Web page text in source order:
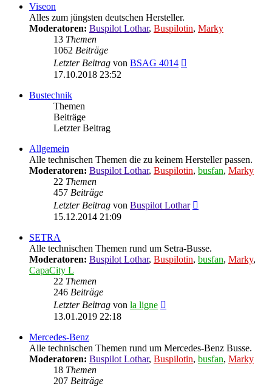
Viseon
Alles zum jüngsten deutschen Hersteller.
Moderatoren: Buspilot Lothar, Buspilotin, Marky
13 Themen
1062 Beiträge
Letzter Beitrag von BSAG 4014
17.10.2018 23:52
Bustechnik
Themen
Beiträge
Letzter Beitrag
Allgemein
Alle technischen Themen die zu keinem Hersteller passen.
Moderatoren: Buspilot Lothar, Buspilotin, busfan, Marky
22 Themen
457 Beiträge
Letzter Beitrag von Buspilot Lothar
15.12.2014 21:09
SETRA
Alle technischen Themen rund um Setra-Busse.
Moderatoren: Buspilot Lothar, Buspilotin, busfan, Marky,
CapaCity L
22 Themen
246 Beiträge
Letzter Beitrag von la ligne
13.01.2019 22:18
Mercedes-Benz
Alle technischen Themen rund um Mercedes-Benz Busse.
Moderatoren: Buspilot Lothar, Buspilotin, busfan, Marky
18 Themen
207 Beiträge